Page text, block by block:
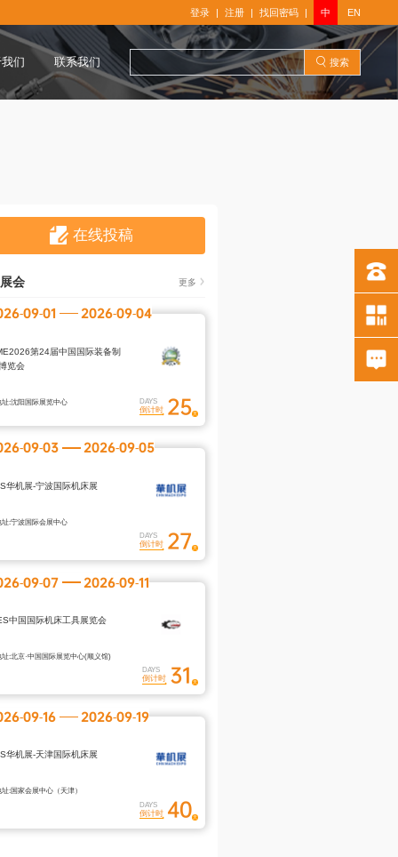
登录 | 注册 | 找回密码 | 中 EN
们 联系我们 搜索
在线投稿
会 更多
09-01 2026-09-04
第24届中国国际装备制
览会
址:沈阳国际展览中心 DAYS
倒计时 25
09-03 2026-09-05
华机展-宁波国际机床展
址:宁波国际会展中心
DAYS
倒计时 27
09-07 2026-09-11
中国国际机床工具展览会
址:北京·中国国际展览中心(顺义馆)
DAYS
倒计时 31
09-16 2026-09-19
华机展-天津国际机床展
址:国家会展中心（天津）
DAYS
倒计时 40
0755-